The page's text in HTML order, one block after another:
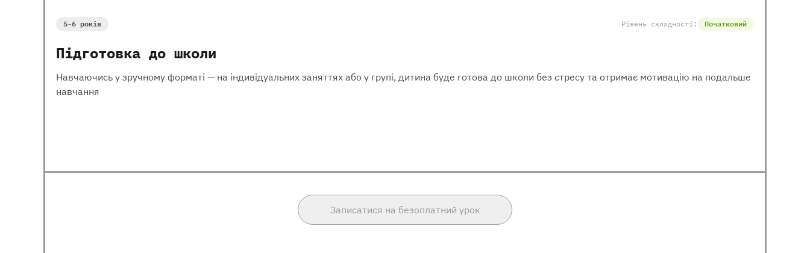
5-6 років Рівень складності: Початковий
Підготовка до школи
Навчаючись у зручному форматі — на індивідуальних заняттях або у групі, дитина буде готова до школи без стресу та отримає мотивацію на подальше
навчання
Записатися на безоплатний урок